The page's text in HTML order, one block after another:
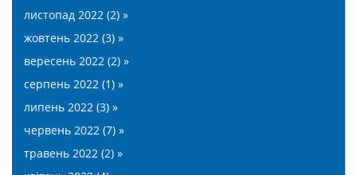
листопад 2022 (2) »
жовтень 2022 (3) »
вересень 2022 (2) »
серпень 2022 (1) »
липень 2022 (3) »
червень 2022 (7) »
травень 2022 (2) »